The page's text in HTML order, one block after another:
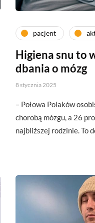
pacjent
Higiena snu to
dbania o mózg
8 stycznia 2025
– Połowa Polaków
chorobą mózgu, a 26
najbliższej rodzinie. To